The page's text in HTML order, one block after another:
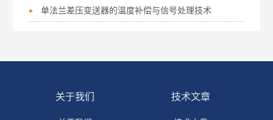
单法兰差压变送器的温度补偿与信号处理技术
关于我们 技术文章